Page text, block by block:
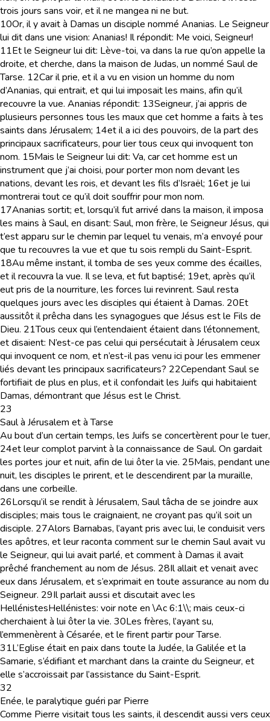
trois jours sans voir, et il ne mangea ni ne but.
10Or, il y avait à Damas un disciple nommé Ananias. Le Seigneur
lui dit dans une vision: Ananias! Il répondit: Me voici, Seigneur!
11Et le Seigneur lui dit: Lève-toi, va dans la rue qu’on appelle la
droite, et cherche, dans la maison de Judas, un nommé Saul de
Tarse. 12Car il prie, et il a vu en vision un homme du nom
d’Ananias, qui entrait, et qui lui imposait les mains, afin qu’il
recouvre la vue. Ananias répondit: 13Seigneur, j’ai appris de
plusieurs personnes tous les maux que cet homme a faits à tes
saints dans Jérusalem; 14et il a ici des pouvoirs, de la part des
principaux sacrificateurs, pour lier tous ceux qui invoquent ton
nom. 15Mais le Seigneur lui dit: Va, car cet homme est un
instrument que j’ai choisi, pour porter mon nom devant les
nations, devant les rois, et devant les fils d’Israël; 16et je lui
montrerai tout ce qu’il doit souffrir pour mon nom.
17Ananias sortit; et, lorsqu’il fut arrivé dans la maison, il imposa
les mains à Saul, en disant: Saul, mon frère, le Seigneur Jésus, qui
t’est apparu sur le chemin par lequel tu venais, m’a envoyé pour
que tu recouvres la vue et que tu sois rempli du Saint-Esprit.
18Au même instant, il tomba de ses yeux comme des écailles,
et il recouvra la vue. Il se leva, et fut baptisé; 19et, après qu’il
eut pris de la nourriture, les forces lui revinrent. Saul resta
quelques jours avec les disciples qui étaient à Damas. 20Et
aussitôt il prêcha dans les synagogues que Jésus est le Fils de
Dieu. 21Tous ceux qui l’entendaient étaient dans l’étonnement,
et disaient: N’est-ce pas celui qui persécutait à Jérusalem ceux
qui invoquent ce nom, et n’est-il pas venu ici pour les emmener
liés devant les principaux sacrificateurs? 22Cependant Saul se
fortifiait de plus en plus, et il confondait les Juifs qui habitaient
Damas, démontrant que Jésus est le Christ.
23
Saul à Jérusalem et à Tarse
Au bout d’un certain temps, les Juifs se concertèrent pour le tuer,
24et leur complot parvint à la connaissance de Saul. On gardait
les portes jour et nuit, afin de lui ôter la vie. 25Mais, pendant une
nuit, les disciples le prirent, et le descendirent par la muraille,
dans une corbeille.
26Lorsqu’il se rendit à Jérusalem, Saul tâcha de se joindre aux
disciples; mais tous le craignaient, ne croyant pas qu’il soit un
disciple. 27Alors Barnabas, l’ayant pris avec lui, le conduisit vers
les apôtres, et leur raconta comment sur le chemin Saul avait vu
le Seigneur, qui lui avait parlé, et comment à Damas il avait
prêché franchement au nom de Jésus. 28Il allait et venait avec
eux dans Jérusalem, et s’exprimait en toute assurance au nom du
Seigneur. 29Il parlait aussi et discutait avec les
HellénistesHellénistes: voir note en \Ac 6:1\\; mais ceux-ci
cherchaient à lui ôter la vie. 30Les frères, l’ayant su,
l’emmenèrent à Césarée, et le firent partir pour Tarse.
31L’Eglise était en paix dans toute la Judée, la Galilée et la
Samarie, s’édifiant et marchant dans la crainte du Seigneur, et
elle s’accroissait par l’assistance du Saint-Esprit.
32
Enée, le paralytique guéri par Pierre
Comme Pierre visitait tous les saints, il descendit aussi vers ceux